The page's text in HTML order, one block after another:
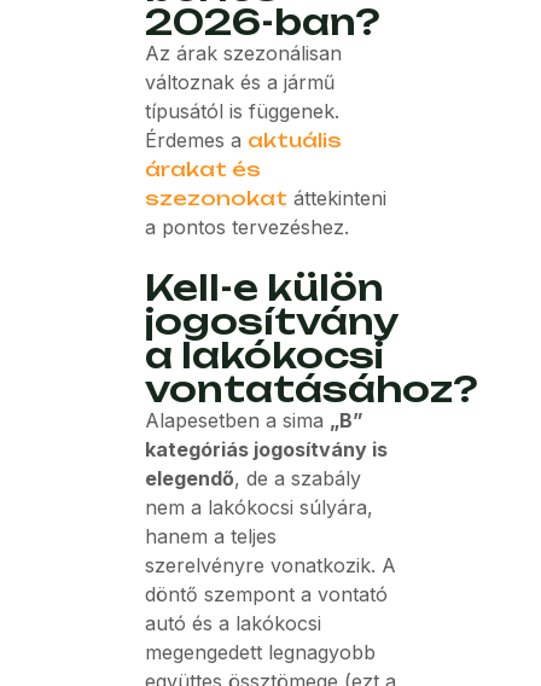
2026-ban?
Az árak szezonálisan
változnak és a jármű
típusától is függenek.
Érdemes a aktuális
árakat és
szezonokat áttekinteni
a pontos tervezéshez.
Kell-e külön
jogosítvány
a lakókocsi
vontatásához?
Alapesetben a sima „B”
kategóriás jogosítvány is
elegendő, de a szabály
nem a lakókocsi súlyára,
hanem a teljes
szerelvényre vonatkozik. A
döntő szempont a vontató
autó és a lakókocsi
megengedett legnagyobb
együttes össztömege (ezt a